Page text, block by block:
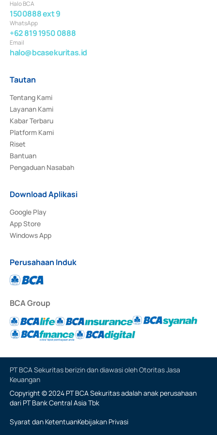
Halo BCA
1500888 ext 9
WhatsApp
+62 819 1950 0888
Email
halo@bcasekuritas.id
Tautan
Tentang Kami
Layanan Kami
Kabar Terbaru
Platform Kami
Riset
Bantuan
Pengaduan Nasabah
Download Aplikasi
Google Play
App Store
Windows App
Perusahaan Induk
BCA Group
PT BCA Sekuritas berizin dan diawasi oleh Otoritas Jasa
Keuangan
Copyright © 2024 PT BCA Sekuritas adalah anak perusahaan
dari PT Bank Central Asia Tbk
Syarat dan KetentuanKebijakan Privasi